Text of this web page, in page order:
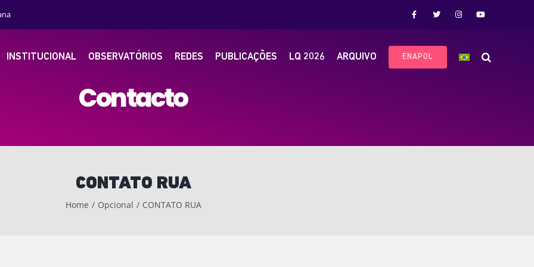
INSTITUCIONAL OBSERVATÓRIOS REDES PUBLICAÇÕES LQ 2026 ARQUIVO ENAPOL
Contacto
CONTATO RUA
Home Opcional CONTATO RUA